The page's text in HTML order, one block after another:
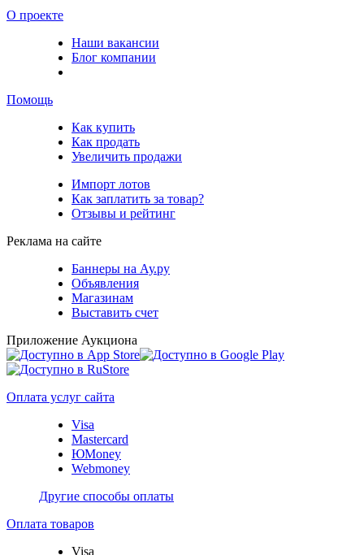
О проекте
Наши вакансии
Блог компании
Помощь
Как купить
Как продать
Увеличить продажи
Импорт лотов
Как заплатить за товар?
Отзывы и рейтинг
Реклама на сайте
Баннеры на Ау.ру
Объявления
Магазинам
Выставить счет
Приложение Аукциона
Оплата услуг сайта
Visa
Mastercard
ЮMoney
Webmoney
Другие способы оплаты
Оплата товаров
Visa